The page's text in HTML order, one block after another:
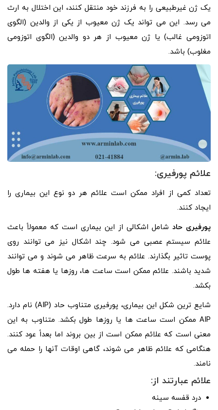
یک ژن غیرطبیعی را به فرزند خود منتقل کنند، این اختلال به ارث
می رسد. این می تواند یک ژن معیوب از یکی از والدین (الگوی
اتوزومی غالب) یا ژن معیوب از هر دو والدین (الگوی اتوزومی
مغلوب) باشد.
علائم پورفیری:
تعداد کمی از افراد ممکن است علائم هر دو نوع این بیماری را
ایجاد کنند.
پورفیری حاد شامل اشکالی از این بیماری است که معمولاً باعث
علائم سیستم عصبی می شود. چند اشکال نیز می توانند روی
پوست تاثیر بگذارند. علائم به سرعت ظاهر می شوند و می توانند
شدید باشند. علائم ممکن است ساعت ها، روزها یا هفته ها طول
بکشد.
شایع ترین شکل این بیماری، پورفیری متناوب حاد (AIP) نام دارد.
AIP ممکن است ساعت ها یا روزها طول بکشد. متناوب به این
معنی است که علائم ممکن است از بین بروند اما بعداً عود کنند.
هنگامی که علائم ظاهر می شوند، گاهی اوقات آنها را حمله می
نامند.
علائم عبارتند از:
درد قفسه سینه